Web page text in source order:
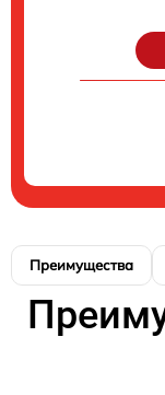
Преимущества